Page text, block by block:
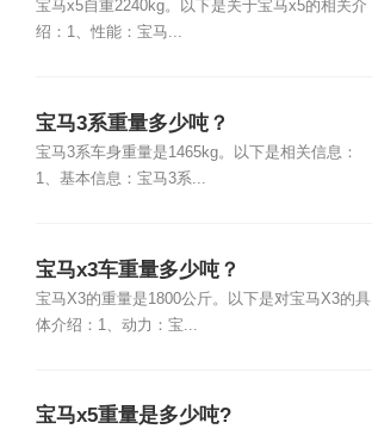
宝马x5自重2240kg。以下是关于宝马x5的相关介
绍：1、性能：宝马...
宝马3系重量多少吨？
宝马3系车身重量是1465kg。以下是相关信息：
1、基本信息：宝马3系...
宝马x3车重量多少吨？
宝马X3的重量是1800公斤。以下是对宝马X3的具
体介绍：1、动力：宝...
宝马x5重量是多少吨?